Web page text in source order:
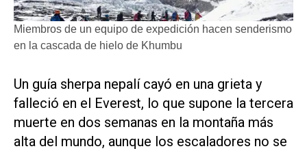
Miembros de un equipo de expedición hacen senderismo
en la cascada de hielo de Khumbu
Un guía sherpa nepalí cayó en una grieta y
falleció en el Everest, lo que supone la tercera
muerte en ‌dos semanas en la montaña ‌más
alta del mundo, aunque los escaladores no se